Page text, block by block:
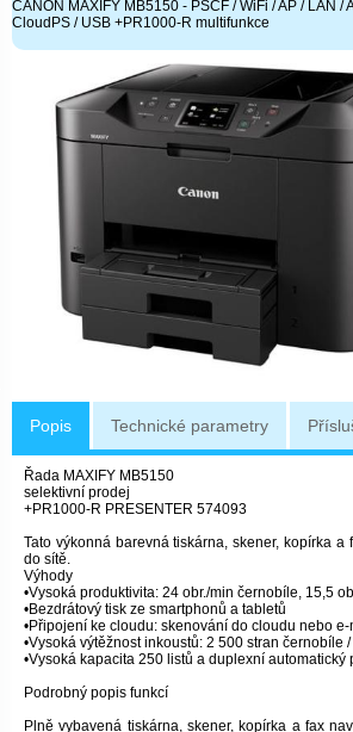
CANON MAXIFY MB5150 - PSCF / WiFi / AP / LAN /
CloudPS / USB +PR1000-R multifunkce
Popis Technické parametry
Řada MAXIFY MB5150
selektivní prodej
+PR1000-R PRESENTER 574093
Tato výkonná barevná tiskárna, skener, kopírka
do sítě.
Výhody
•Vysoká produktivita: 24 obr./min černobíle, 15,5
•Bezdrátový tisk ze smartphonů a tabletů
•Připojení ke cloudu: skenování do cloudu nebo e-
•Vysoká výtěžnost inkoustů: 2 500 stran černobíle
•Vysoká kapacita 250 listů a duplexní
Podrobný popis funkcí
Plně vybavená tiskárna, skener, kopírka a fax